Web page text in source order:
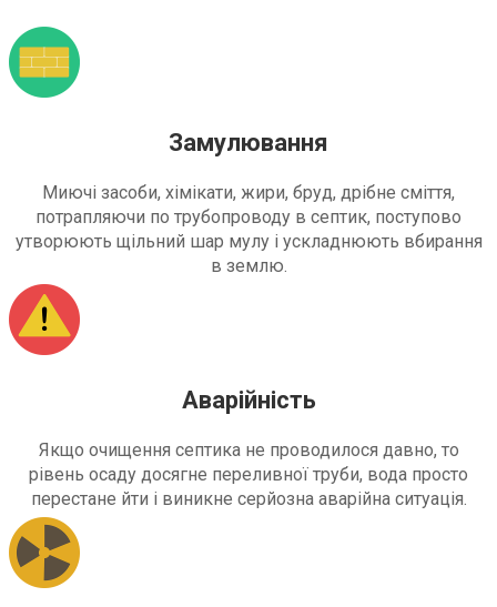
Замулювання
Миючі засоби, хімікати, жири, бруд, дрібне сміття,
потрапляючи по трубопроводу в септик, поступово
утворюють щільний шар мулу і ускладнюють вбирання
в землю.
Аварійність
Якщо очищення септика не проводилося давно, то
рівень осаду досягне переливної труби, вода просто
перестане йти і виникне серйозна аварійна ситуація.